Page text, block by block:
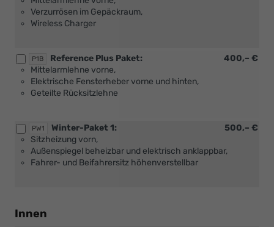
Verzurrösen im Gepäckraum,
Wireless Charger
P1B 400,– €
Reference Plus Paket:
Mittelarmlehne vorne,
Elektrische Fensterheber vorne und hinten,
Geteilte Rücksitzlehne
PW1 500,– €
Winter-Paket 1:
Sitzheizung vorn,
Außenspiegel beheizbar und elektrisch anklappbar,
Fahrer- und Beifahrersitz höhenverstellbar
Innen